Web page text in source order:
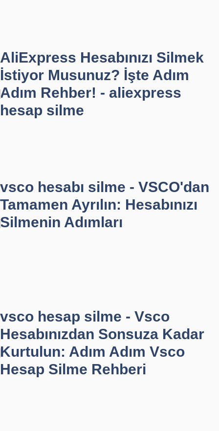
AliExpress Hesabınızı Silmek
İstiyor Musunuz? İşte Adım
Adım Rehber! - aliexpress
hesap silme
vsco hesabı silme - VSCO'dan
Tamamen Ayrılın: Hesabınızı
Silmenin Adımları
vsco hesap silme - Vsco
Hesabınızdan Sonsuza Kadar
Kurtulun: Adım Adım Vsco
Hesap Silme Rehberi